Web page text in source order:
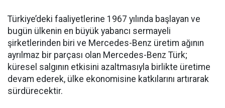
Türkiye’deki faaliyetlerine 1967 yılında başlayan ve
bugün ülkenin en büyük yabancı sermayeli
şirketlerinden biri ve Mercedes-Benz üretim ağının
ayrılmaz bir parçası olan Mercedes-Benz Türk;
küresel salgının etkisini azaltmasıyla birlikte üretime
devam ederek, ülke ekonomisine katkılarını artırarak
sürdürecektir.